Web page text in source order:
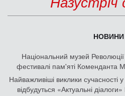
НОВИНИ
Національний музей Революції
фестивалі пам'яті Коменданта
Найважливіші виклики сучасності
відбудуться «Актуальні